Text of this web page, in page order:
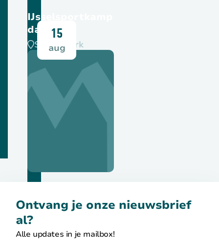
IJsselsportkamp
dag 2
SPOC-park
15
aug
Bekijk deze activiteit
Ontvang je onze nieuwsbrief
al?
Alle updates in je mailbox!